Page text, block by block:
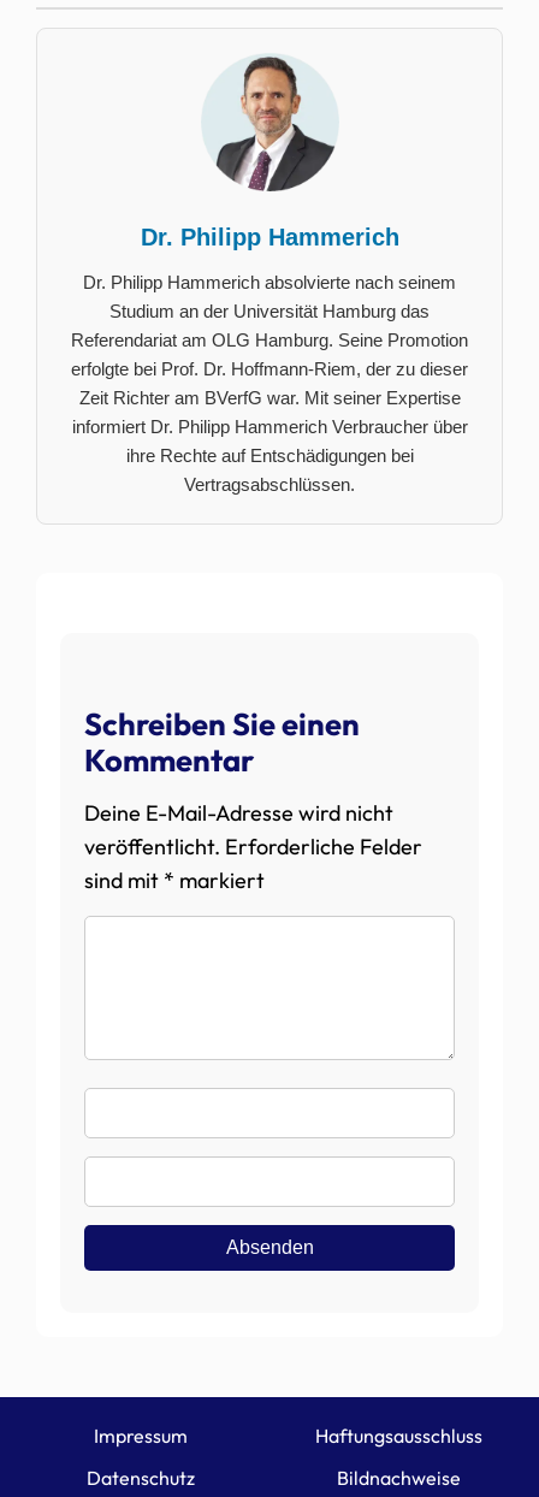
Dr. Philipp Hammerich
Dr. Philipp Hammerich absolvierte nach seinem
Studium an der Universität Hamburg das
Referendariat am OLG Hamburg. Seine Promotion
erfolgte bei Prof. Dr. Hoffmann-Riem, der zu dieser
Zeit Richter am BVerfG war. Mit seiner Expertise
informiert Dr. Philipp Hammerich Verbraucher über
ihre Rechte auf Entschädigungen bei
Vertragsabschlüssen.
Schreiben Sie einen
Kommentar
Deine E-Mail-Adresse wird nicht
veröffentlicht. Erforderliche Felder
sind mit * markiert
Mail
Absenden
Impressum
Datenschutz
Haftungsausschluss
Bildnachweise